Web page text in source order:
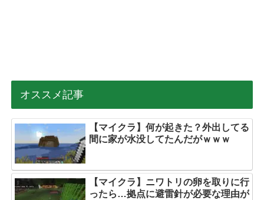
オススメ記事
【マイクラ】何が起きた？外出してる
間に家が水没してたんだがｗｗｗ
【マイクラ】ニワトリの卵を取りに行
ったら…拠点に避雷針が必要な理由が